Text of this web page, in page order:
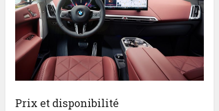
Prix et disponibilité